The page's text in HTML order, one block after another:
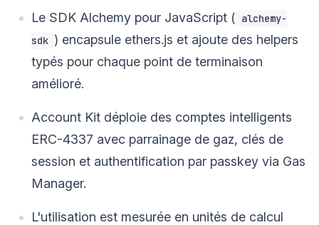
Le SDK Alchemy pour JavaScript ( alchemy-
sdk ) encapsule ethers.js et ajoute des helpers
typés pour chaque point de terminaison
amélioré.
Account Kit déploie des comptes intelligents
ERC-4337 avec parrainage de gaz, clés de
session et authentification par passkey via Gas
Manager.
L'utilisation est mesurée en unités de calcul